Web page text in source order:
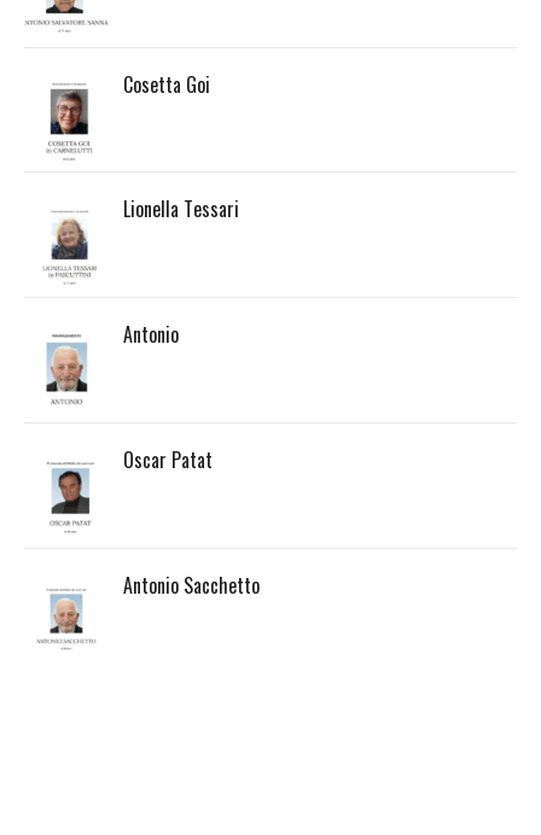
Cosetta Goi
Lionella Tessari
Antonio
Oscar Patat
Antonio Sacchetto